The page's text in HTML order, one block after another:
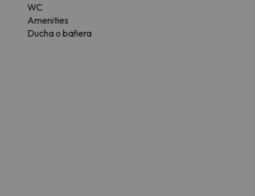
WC
Amenities
Ducha o bañera